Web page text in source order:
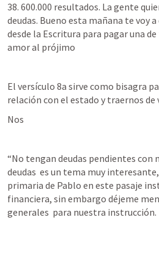
38. 600.000 resultados. La gente
deudas. Bueno esta mañana te voy
desde la Escritura para pagar una de
amor al prójimo
El versículo 8a sirve como bisagra
relación con el estado y traernos
Nos
“No tengan deudas pendientes con
deudas  es un tema muy
primaria de Pablo en este pasaje
financiera, sin embargo déjeme
generales  para nuestra instrucción.